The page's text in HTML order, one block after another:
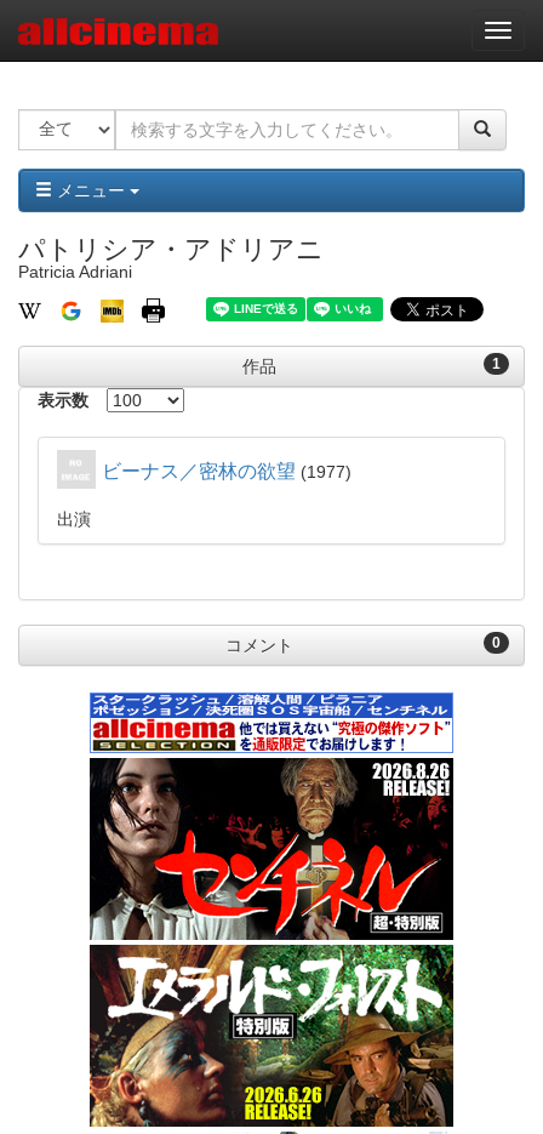
ナ
ビ
ー
ョ
ン
メニュー
パトリシア・アドリアニ
Patricia Adriani
1
作品
表示数
ビーナス／密林の欲望 1977
出演
0
コメント